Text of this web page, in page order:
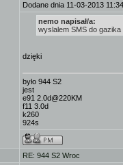
Dodane dnia 11-03-2013 11:34
nemo napisał/a:
wyslalem SMS do
dzięki
było 944 S2
jest
e91 2.0d@220KM
f11 3.0d
k260
924s
RE: 944 S2 Wroc